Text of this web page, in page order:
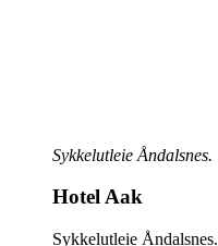
Sykkelutleie Åndalsnes.
Hotel Aak
Sykkelutleie Åndalsnes.